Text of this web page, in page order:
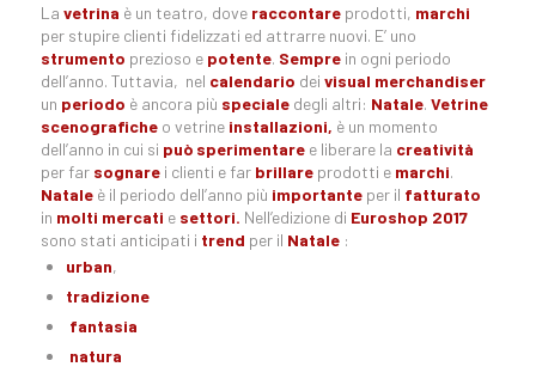
La vetrina è un teatro, doveraccontareprodotti, marchi
per stupire clienti fidelizzati ed attrarre nuovi. E’ uno
strumento prezioso e potente. Semprein ogni periodo
dell’anno. Tuttavia, nel calendario dei visual merchandiser
un periodo è ancora più specialedegli altri: Natale. Vetrine
scenograficheo vetrine installazioni, è un momento
dell’anno in cui si può sperimentare e liberare la creatività
per far sognarei clienti e far brillareprodotti e marchi.
Nataleè il periodo dell’anno più importanteper il fatturato
in molti mercati e settori. Nell’edizione di Euroshop 2017
sono stati anticipati i trend per il Natale:
urban,
tradizione
fantasia
natura